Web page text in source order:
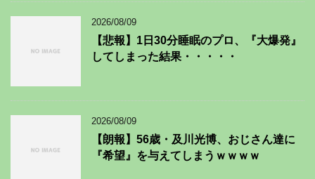
2026/08/09
【悲報】1日30分睡眠のプロ、『大爆発』
してしまった結果・・・・・
2026/08/09
【朗報】56歳・及川光博、おじさん達に
『希望』を与えてしまうｗｗｗｗ